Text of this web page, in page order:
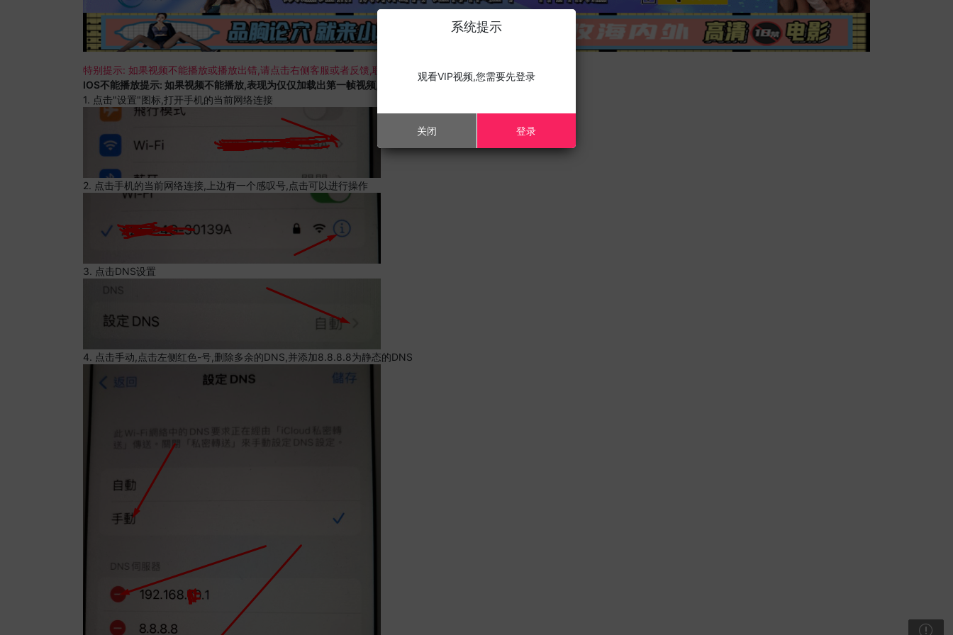
特别提示: 如果视频不能播放或播放出错,请点击右侧客服或者反馈,联系我们;
IOS不能播放提示: 如果视频不能播放,表现为仅仅加载出第一帧视频,且您的设备为苹果手机,请进行以下修改;
1. 点击"设置"图标,打开手机的当前网络连接
2. 点击手机的当前网络连接,上边有一个感叹号,点击可以进行操作
3. 点击DNS设置
4. 点击手动,点击左侧红色-号,删除多余的DNS,并添加8.8.8.8为静态的DNS
系统提示
观看VIP视频,您需要先登录
关闭 登录